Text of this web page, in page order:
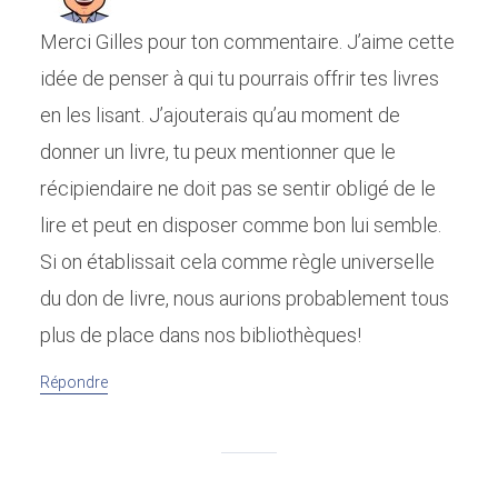
Merci Gilles pour ton commentaire. J’aime cette
idée de penser à qui tu pourrais offrir tes livres
en les lisant. J’ajouterais qu’au moment de
donner un livre, tu peux mentionner que le
récipiendaire ne doit pas se sentir obligé de le
lire et peut en disposer comme bon lui semble.
Si on établissait cela comme règle universelle
du don de livre, nous aurions probablement tous
plus de place dans nos bibliothèques!
Répondre